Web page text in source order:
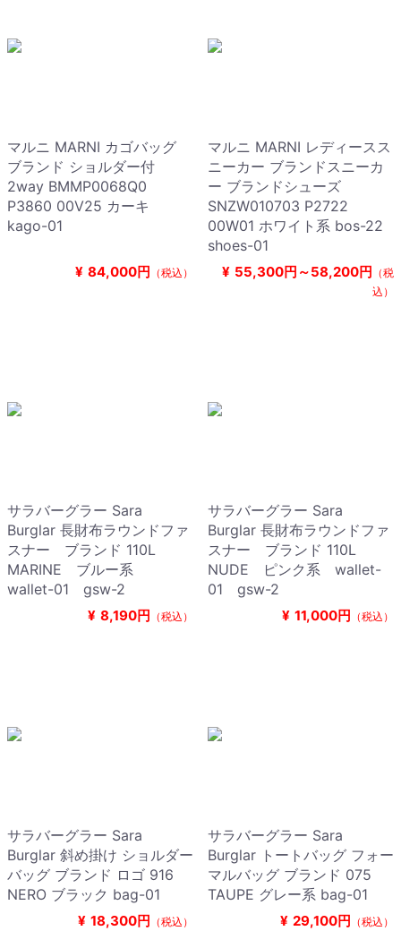
マルニ MARNI カゴバッグ
ブランド ショルダー付
2way BMMP0068Q0
P3860 00V25 カーキ
kago-01
¥ 84,000円 （税込）
マルニ MARNI レディースス
ニーカー ブランドスニーカ
ー ブランドシューズ
SNZW010703 P2722
00W01 ホワイト系 bos-22
shoes-01
¥ 55,300円～58,200円 （税
込）
サラバーグラー Sara
Burglar 長財布ラウンドファ
スナー ブランド 110L
MARINE ブルー系
wallet-01 gsw-2
¥ 8,190円 （税込）
サラバーグラー Sara
Burglar 長財布ラウンドファ
スナー ブランド 110L
NUDE ピンク系 wallet-
01 gsw-2
¥ 11,000円 （税込）
サラバーグラー Sara
Burglar 斜め掛け ショルダー
バッグ ブランド ロゴ 916
NERO ブラック bag-01
¥ 18,300円 （税込）
サラバーグラー Sara
Burglar トートバッグ フォー
マルバッグ ブランド 075
TAUPE グレー系 bag-01
¥ 29,100円 （税込）